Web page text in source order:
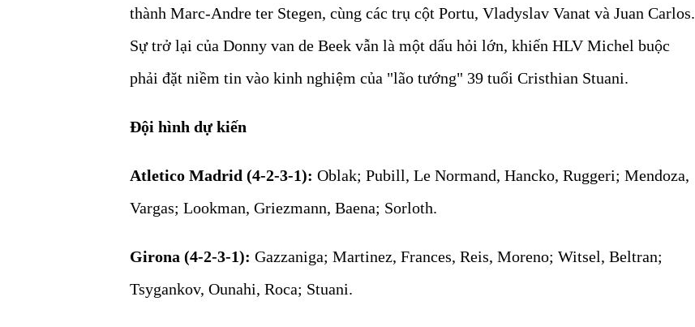
thành Marc-Andre ter Stegen, cùng các trụ cột Portu, Vladyslav Vanat và Juan Carlos.
Sự trở lại của Donny van de Beek vẫn là một dấu hỏi lớn, khiến HLV Michel buộc
phải đặt niềm tin vào kinh nghiệm của "lão tướng" 39 tuổi Cristhian Stuani.
Đội hình dự kiến
Atletico Madrid (4-2-3-1): Oblak; Pubill, Le Normand, Hancko, Ruggeri; Mendoza,
Vargas; Lookman, Griezmann, Baena; Sorloth.
Girona (4-2-3-1): Gazzaniga; Martinez, Frances, Reis, Moreno; Witsel, Beltran;
Tsygankov, Ounahi, Roca; Stuani.